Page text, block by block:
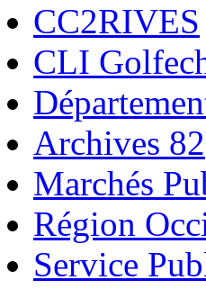
CC2RIVES
CLI
Archives 82
Marchés
Région
Service